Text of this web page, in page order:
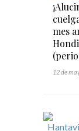
mes
12 de